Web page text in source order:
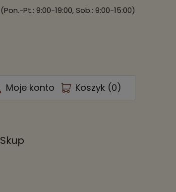
(Pon.-Pt.: 9:00-19:00, Sob.: 9:00-15:00)
Moje konto Koszyk (0)
Skup